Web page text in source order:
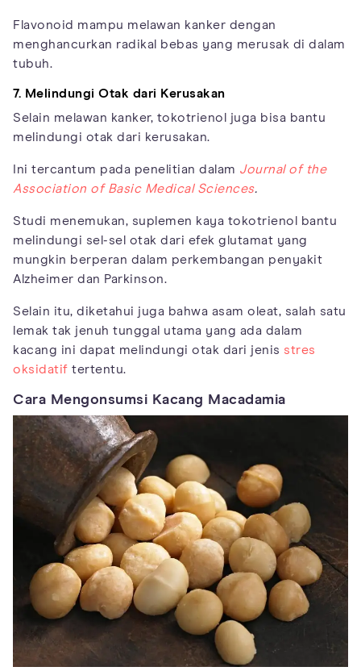
Flavonoid mampu melawan kanker dengan
menghancurkan radikal bebas yang merusak di dalam
tubuh.
7. Melindungi Otak dari Kerusakan
Selain melawan kanker, tokotrienol juga bisa bantu
melindungi otak dari kerusakan.
Ini tercantum pada penelitian dalam Journal of the
Association of Basic Medical Sciences.
Studi menemukan, suplemen kaya tokotrienol bantu
melindungi sel-sel otak dari efek glutamat yang
mungkin berperan dalam perkembangan penyakit
Alzheimer dan Parkinson.
Selain itu, diketahui juga bahwa asam oleat, salah satu
lemak tak jenuh tunggal utama yang ada dalam
kacang ini dapat melindungi otak dari jenis stres
oksidatif tertentu.
Cara Mengonsumsi Kacang Macadamia